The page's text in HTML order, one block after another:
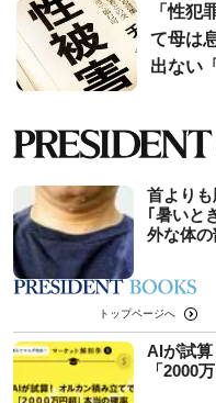
「性犯
て母は
出ない
首より
｢暑いと
外な体
トップページへ
AIが試
「2000